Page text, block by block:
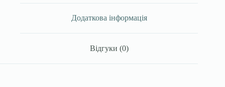
75
Додаткова інформація
Відгуки (0)